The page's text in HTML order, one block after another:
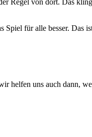
Regel von dort. Das
für alle besser. Das
uns auch dann,